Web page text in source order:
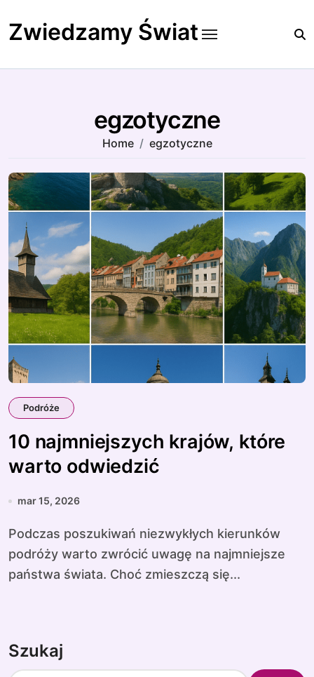
to
content
Zwiedzamy Świat
egzotyczne
Home egzotyczne
Podróże
10 najmniejszych krajów, które
warto odwiedzić
mar 15, 2026
Podczas poszukiwań niezwykłych kierunków
podróży warto zwrócić uwagę na najmniejsze
państwa świata. Choć zmieszczą się...
Szukaj